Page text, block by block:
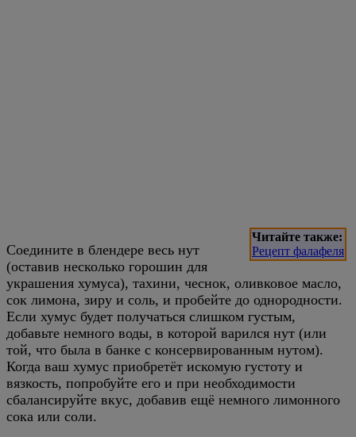
Читайте также:
Рецепт фалафеля
Соедините в блендере весь нут
(оставив несколько горошин для
украшения хумуса), тахини, чеснок, оливковое масло,
сок лимона, зиру и соль, и пробейте до однородности.
Если хумус будет получаться слишком густым,
добавьте немного воды, в которой варился нут (или
той, что была в банке с консервированным нутом).
Когда ваш хумус приобретёт искомую густоту и
вязкость, попробуйте его и при необходимости
сбалансируйте вкус, добавив ещё немного лимонного
сока или соли.